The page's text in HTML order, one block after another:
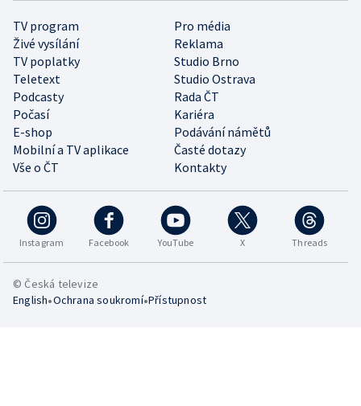
TV program
Pro média
Živé vysílání
Reklama
TV poplatky
Studio Brno
Teletext
Studio Ostrava
Podcasty
Rada ČT
Počasí
Kariéra
E-shop
Podávání námětů
Mobilní a TV aplikace
Časté dotazy
Vše o ČT
Kontakty
Instagram Facebook YouTube X Threads
© Česká televize
English•Ochrana soukromí•Přístupnost